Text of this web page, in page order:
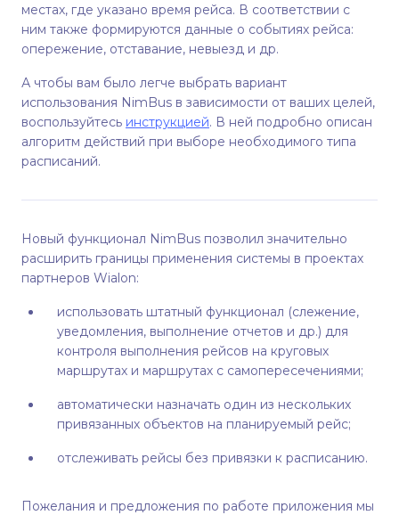
местах, где указано время рейса. В соответствии с
ним также формируются данные о событиях рейса:
опережение, отставание, невыезд и др.
А чтобы вам было легче выбрать вариант
использования NimBus в зависимости от ваших целей,
воспользуйтесь инструкцией. В ней подробно описан
алгоритм действий при выборе необходимого типа
расписаний.
Новый функционал NimBus позволил значительно
расширить границы применения системы в проектах
партнеров Wialon:
использовать штатный функционал (слежение,
уведомления, выполнение отчетов и др.) для
контроля выполнения рейсов на круговых
маршрутах и маршрутах с самопересечениями;
автоматически назначать один из нескольких
привязанных объектов на планируемый рейс;
отслеживать рейсы без привязки к расписанию.
Пожелания и предложения по работе приложения мы